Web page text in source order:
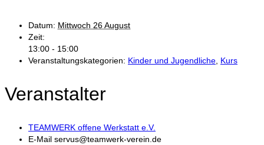
Datum: Mittwoch 26 August
Zeit:
13:00 - 15:00
Veranstaltungskategorien: Kinder und Jugendliche, Kurs
Veranstalter
TEAMWERK offene Werkstatt e.V.
E-Mail servus@teamwerk-verein.de